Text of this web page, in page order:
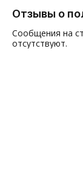
Отзывы о
Сообщения на
отсутствуют.